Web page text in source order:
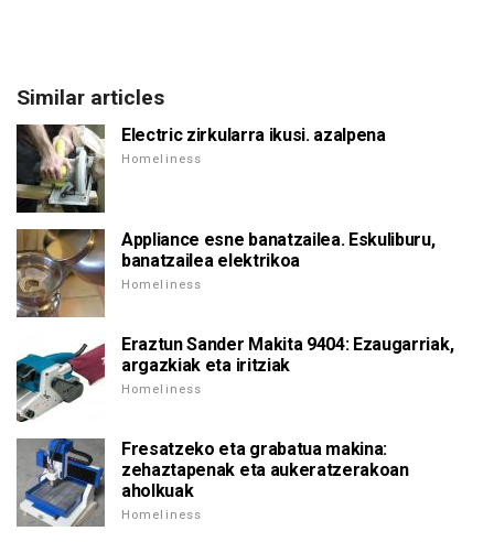
Similar articles
Electric zirkularra ikusi. azalpena
Homeliness
Appliance esne banatzailea. Eskuliburu,
banatzailea elektrikoa
Homeliness
Eraztun Sander Makita 9404: Ezaugarriak,
argazkiak eta iritziak
Homeliness
Fresatzeko eta grabatua makina:
zehaztapenak eta aukeratzerakoan
aholkuak
Homeliness